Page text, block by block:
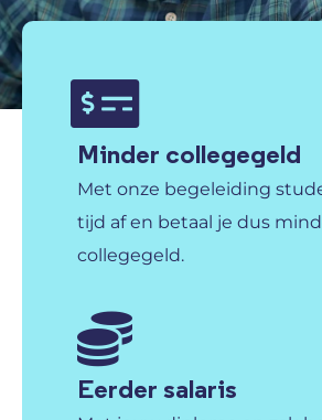
Minder collegegeld
Met onze begeleiding
tijd af en betaal je dus
collegegeld.
Eerder salaris